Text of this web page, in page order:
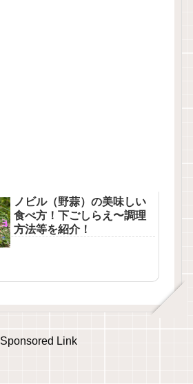
ノビル（野蒜）の美味しい
食べ方！下ごしらえ〜調理
方法等を紹介！
Sponsored Link